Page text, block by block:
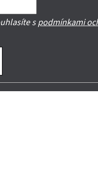
spodmínkami